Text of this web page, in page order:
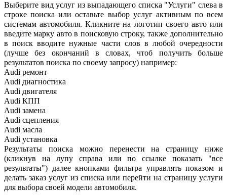
Выберите вид услуг из выпадающего списка "Услуги" слева в
строке поиска или оставьте выбор услуг активным по всем
системам автомобиля. Кликните на логотип своего авто или
введите марку авто в поисковую строку, также дополнительно
в поиск вводите нужные части слов в любой очередности
(лучше без окончаний в словах, чтоб получить больше
результатов поиска по своему запросу) например:
Audi ремонт
Audi диагностика
Audi двигателя
Audi КПП
Audi замена
Audi сцепления
Audi масла
Audi установка
Результаты поиска можно перенести на страницу ниже
(кликнув на лупу справа или по ссылке показать "все
результаты") далее кнопками фильтра управлять показом и
делать заказ услуг из списка или перейти на страницу услуги
для выбора своей модели автомобиля.